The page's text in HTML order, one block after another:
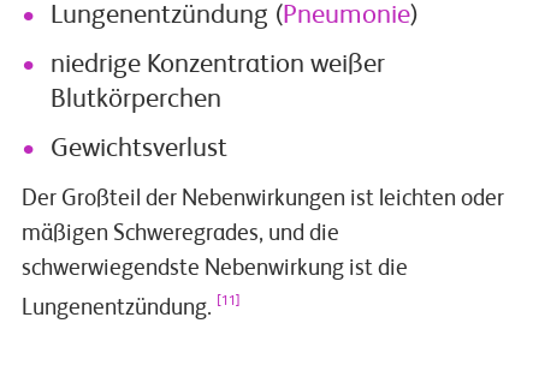
Lungenentzündung (Pneumonie)
niedrige Konzentration weißer
Blutkörperchen
Gewichtsverlust
Der Großteil der Nebenwirkungen ist leichten oder
mäßigen Schweregrades, und die
schwerwiegendste Nebenwirkung ist die
Lungenentzündung.
[11]